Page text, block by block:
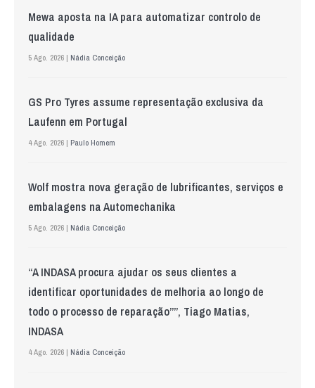
Mewa aposta na IA para automatizar controlo de
qualidade
5 Ago. 2026 | Nádia Conceição
GS Pro Tyres assume representação exclusiva da
Laufenn em Portugal
4 Ago. 2026 | Paulo Homem
Wolf mostra nova geração de lubrificantes, serviços e
embalagens na Automechanika
5 Ago. 2026 | Nádia Conceição
“A INDASA procura ajudar os seus clientes a
identificar oportunidades de melhoria ao longo de
todo o processo de reparação””, Tiago Matias,
INDASA
4 Ago. 2026 | Nádia Conceição